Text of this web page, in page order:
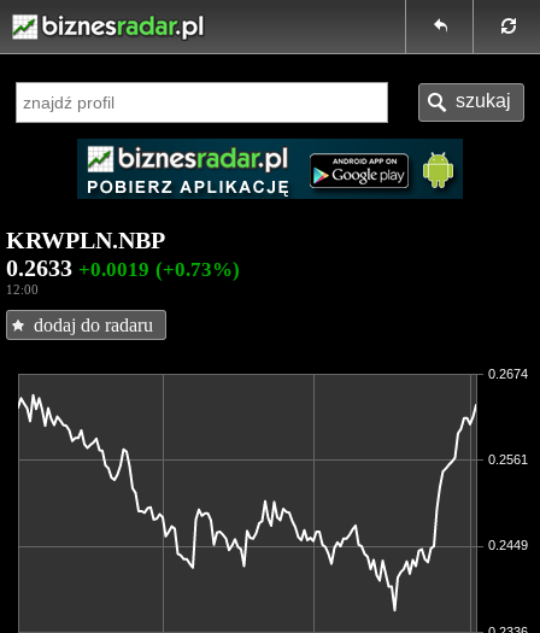
KRWPLN.NBP
0.2633 +0.0019 (+0.73%)
12:00
dodaj do radaru
0.2449
0.2561
0.2674